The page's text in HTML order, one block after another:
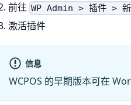
前往 WP Admin > 插件 >
激活插件
信息
WCPOS 的早期版本可在